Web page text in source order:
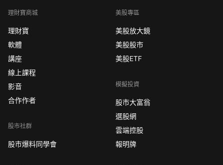
理財寶商城
理財寶
軟體
講座
線上課程
影音
合作作者
股市社群
股市爆料同學會
美股專區
美股放大鏡
美股股市
美股ETF
模擬投資
股市大富翁
選股網
雲端控股
報明牌